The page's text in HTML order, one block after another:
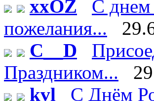
xxOZ
С днем
пожелания...
C__D
Праздником...
kvl
С Днём